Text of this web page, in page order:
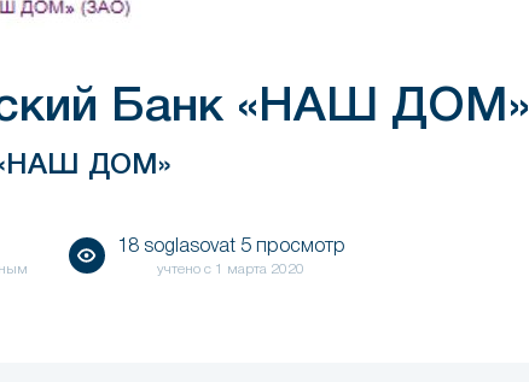
Банк «НАШ ДОМ»
ДОМ»
18 soglasovat 5 просмотр
учтено с 1 марта 2020